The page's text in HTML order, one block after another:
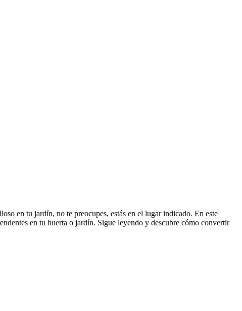
en tu jardín, no te preocupes, estás en el lugar indicado. En este
en tu huerta o jardín. Sigue leyendo y descubre cómo convertir